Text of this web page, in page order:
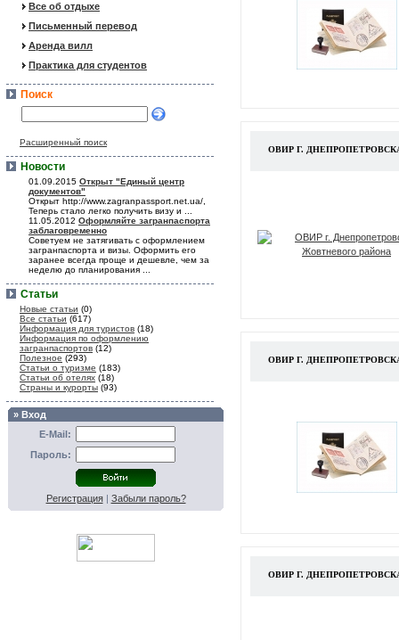
Все об отдыхе
Письменный перевод
Аренда вилл
Практика для студентов
Поиск
Расширенный поиск
Новости
01.09.2015 Открыт "Единый центр
документов"
Открыт http://www.zagranpassport.net.ua/,
Теперь стало легко получить визу и ...
11.05.2012 Оформляйте загранпаспорта
заблаговременно
Советуем не затягивать с оформлением
загранпаспорта и визы. Оформить его
заранее всегда проще и дешевле, чем за
неделю до планирования ...
Статьи
Новые статьи (0)
Все статьи (617)
Информация для туристов (18)
Информация по оформлению
загранпаспортов (12)
Полезное (293)
Статьи о туризме (183)
Статьи об отелях (18)
Страны и курорты (93)
» Вход
E-Mail:
Пароль:
Регистрация| Забыли пароль?
ОВИР Г.
ОВИР Г.
ОВИР Г.